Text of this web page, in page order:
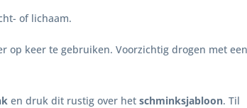
of lichaam.
op keer te gebruiken. Voorzichtig drogen met
en druk dit rustig over het schminksjabloon. Til